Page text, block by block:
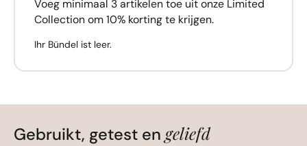
Voeg minimaal 3 artikelen toe uit onze Limited
Collection om 10% korting te krijgen.
Ihr Bündel ist leer.
Gebruikt, getest engeliefd